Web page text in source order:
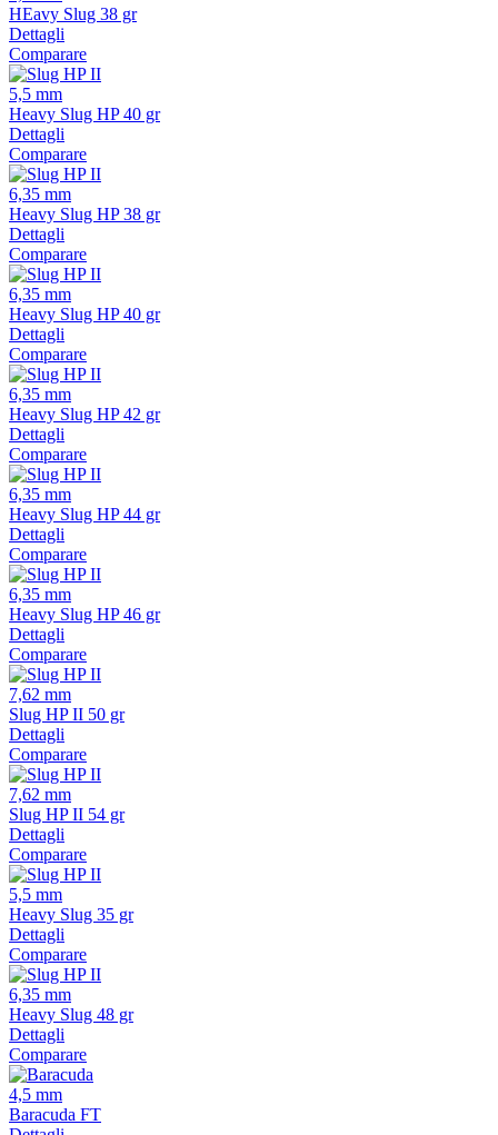
HEavy Slug 38 gr
Dettagli
Comparare
5,5 mm
Heavy Slug HP 40 gr
Dettagli
Comparare
6,35 mm
Heavy Slug HP 38 gr
Dettagli
Comparare
6,35 mm
Heavy Slug HP 40 gr
Dettagli
Comparare
6,35 mm
Heavy Slug HP 42 gr
Dettagli
Comparare
6,35 mm
Heavy Slug HP 44 gr
Dettagli
Comparare
6,35 mm
Heavy Slug HP 46 gr
Dettagli
Comparare
7,62 mm
Slug HP II 50 gr
Dettagli
Comparare
7,62 mm
Slug HP II 54 gr
Dettagli
Comparare
5,5 mm
Heavy Slug 35 gr
Dettagli
Comparare
6,35 mm
Heavy Slug 48 gr
Dettagli
Comparare
4,5 mm
Baracuda FT